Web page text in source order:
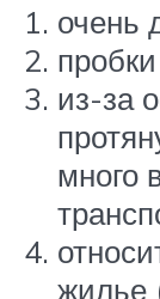
очень
из-за
много
жилье